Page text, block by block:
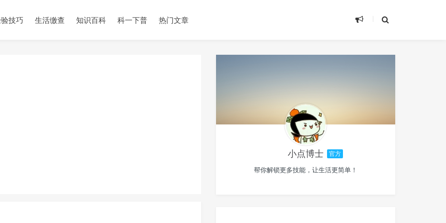
技巧 生活缴查 知识百科 科一下普 热门文章
小点博士 官方
帮你解锁更多技能，让生活更简单！